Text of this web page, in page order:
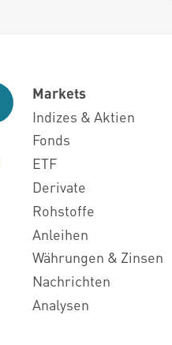
Markets
Indizes & Aktien
Fonds
ETF
Derivate
Rohstoffe
Anleihen
Währungen & Zinsen
Nachrichten
Analysen